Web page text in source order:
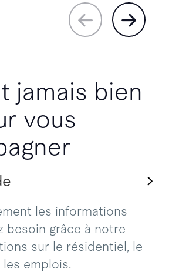
jamais bien
vous
les informations
besoin grâce à notre
sur le résidentiel, le
emplois.